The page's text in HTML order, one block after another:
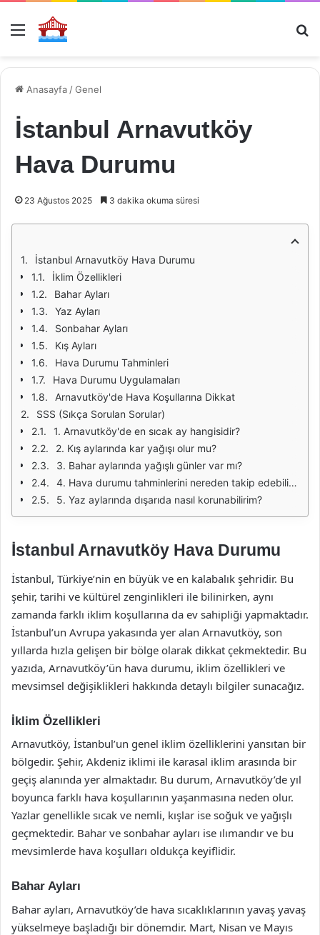
Menü
Anasayfa /Genel
İstanbul Arnavutköy
Hava Durumu
23 Ağustos 2025 3 dakika okuma süresi
İstanbul Arnavutköy Hava Durumu
İklim Özellikleri
Bahar Ayları
Yaz Ayları
Sonbahar Ayları
Kış Ayları
Hava Durumu Tahminleri
Hava Durumu Uygulamaları
Arnavutköy'de Hava Koşullarına Dikkat
SSS (Sıkça Sorulan Sorular)
1. Arnavutköy'de en sıcak ay hangisidir?
2. Kış aylarında kar yağışı olur mu?
3. Bahar aylarında yağışlı günler var mı?
4. Hava durumu tahminlerini nereden takip edebilirim?
5. Yaz aylarında dışarıda nasıl korunabilirim?
İstanbul Arnavutköy Hava Durumu
İstanbul, Türkiye’nin en büyük ve en kalabalık şehridir. Bu
şehir, tarihi ve kültürel zenginlikleri ile bilinirken, aynı
zamanda farklı iklim koşullarına da ev sahipliği yapmaktadır.
İstanbul’un Avrupa yakasında yer alan Arnavutköy, son
yıllarda hızla gelişen bir bölge olarak dikkat çekmektedir. Bu
yazıda, Arnavutköy’ün hava durumu, iklim özellikleri ve
mevsimsel değişiklikleri hakkında detaylı bilgiler sunacağız.
İklim Özellikleri
Arnavutköy, İstanbul’un genel iklim özelliklerini yansıtan bir
bölgedir. Şehir, Akdeniz iklimi ile karasal iklim arasında bir
geçiş alanında yer almaktadır. Bu durum, Arnavutköy’de yıl
boyunca farklı hava koşullarının yaşanmasına neden olur.
Yazlar genellikle sıcak ve nemli, kışlar ise soğuk ve yağışlı
geçmektedir. Bahar ve sonbahar ayları ise ılımandır ve bu
mevsimlerde hava koşulları oldukça keyiflidir.
Bahar Ayları
Bahar ayları, Arnavutköy’de hava sıcaklıklarının yavaş yavaş
yükselmeye başladığı bir dönemdir. Mart, Nisan ve Mayıs